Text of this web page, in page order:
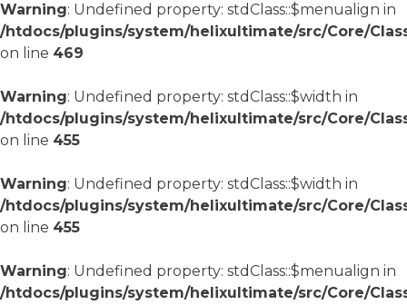
Warning: Undefined property: stdClass::$menualign in
/htdocs/plugins/system/helixultimate/src/Core/
on line 469
Warning: Undefined property: stdClass::$width in
/htdocs/plugins/system/helixultimate/src/Core/
on line 455
Warning: Undefined property: stdClass::$width in
/htdocs/plugins/system/helixultimate/src/Core/
on line 455
Warning: Undefined property: stdClass::$menualign in
/htdocs/plugins/system/helixultimate/src/Core/